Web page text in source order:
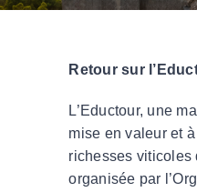
Retour sur
L’Eductour, une
mise en valeur et
richesses viticoles
organisée par